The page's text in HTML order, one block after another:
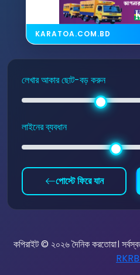
KARATOA.COM.BD
লেখার আকার ছোট-বড় করুন
লাইনের ব্যবধান
পোস্টে ফিরে যান
কপিরাইট © ২০২৬ দৈনিক করতোয়া।